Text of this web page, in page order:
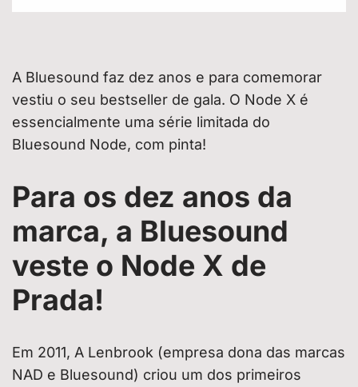
A Bluesound faz dez anos e para comemorar
vestiu o seu bestseller de gala. O Node X é
essencialmente uma série limitada do
Bluesound Node, com pinta!
Para os dez anos da
marca, a Bluesound
veste o Node X de
Prada!
Em 2011, A Lenbrook (empresa dona das marcas
NAD e Bluesound) criou um dos primeiros